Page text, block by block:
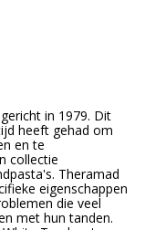
in 1979. Dit
heeft gehad om
en te
collectie
Theramad
eigenschappen
die veel
met hun tanden.